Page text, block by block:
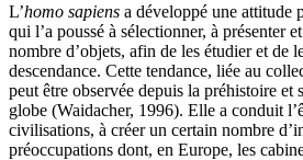
L’homo sapiens a développé une attitude
qui l’a poussé à sélectionner, à présenter
nombre d’objets, afin de les étudier et de
descendance. Cette tendance, liée au
peut être observée depuis la préhistoire et
globe (Waidacher, 1996). Elle a conduit
civilisations, à créer un certain nombre
préoccupations dont, en Europe, les